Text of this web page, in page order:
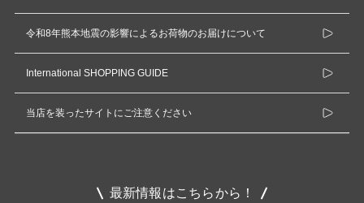
令和8年熊本地震の影響によるお荷物のお届けについて
International SHOPPING GUIDE
当店を装ったサイトにご注意ください
最新情報はこちらから！